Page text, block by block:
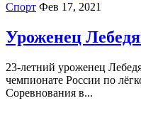
Спорт Фев 17, 2021
Уроженец
23-летний уроженец
чемпионате России по
Соревнования в...